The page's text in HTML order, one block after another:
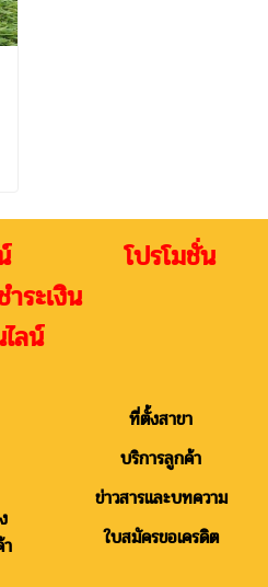
ไลน์ โปรโมชั่น
ารชำระเงิน
ลน์
ที่ตั้งสาขา
บริการลูกค้า
ข่าวสารและบทความ
ใบสมัครขอเครดิต